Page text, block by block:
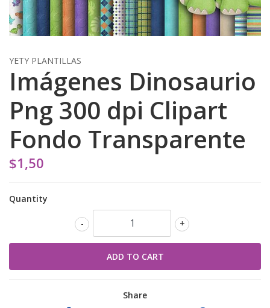
YETY PLANTILLAS
Imágenes Dinosaurio
Png 300 dpi Clipart
Fondo Transparente
$1,50
Quantity
+
-
Share